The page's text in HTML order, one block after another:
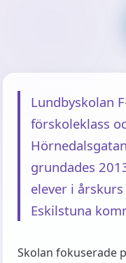
Lundbyskolan
förskoleklass
grundades
elever i
Eskilstuna
Skolan fokuserade